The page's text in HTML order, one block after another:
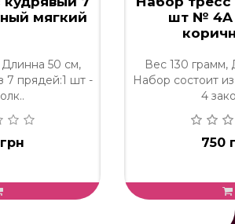
мягкий
50 см,
7 прядей:1 шт -
шт № 4A
Вес 130 грамм,
Набор состоит
4
750